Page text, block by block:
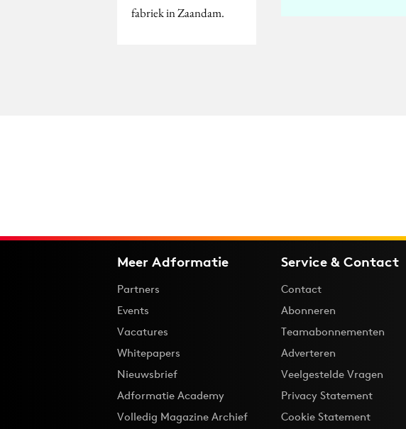
fabriek in Zaandam.
Meer Adformatie
Partners
Events
Vacatures
Whitepapers
Nieuwsbrief
Adformatie Academy
Volledig Magazine Archief
Service & Contact
Contact
Abonneren
Teamabonnementen
Adverteren
Veelgestelde Vragen
Privacy Statement
Cookie Statement